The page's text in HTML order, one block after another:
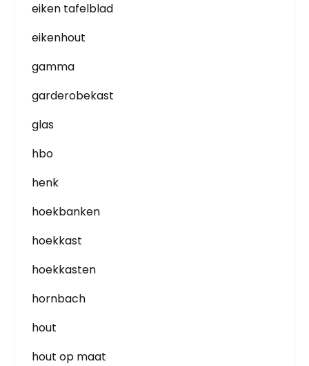
eiken tafelblad
eikenhout
gamma
garderobekast
glas
hbo
henk
hoekbanken
hoekkast
hoekkasten
hornbach
hout
hout op maat